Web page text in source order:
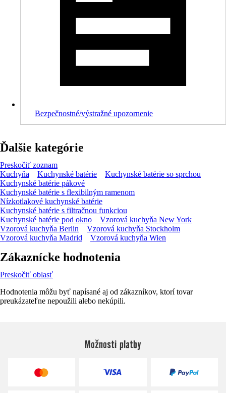
Bezpečnostné/výstražné upozornenie
Ďalšie kategórie
Preskočiť zoznam
Kuchyňa
Kuchynské batérie
Kuchynské batérie so sprchou
Kuchynské batérie pákové
Kuchynské batérie s flexibilným ramenom
Nízkotlakové kuchynské batérie
Kuchynské batérie s filtračnou funkciou
Kuchynské batérie pod okno
Vzorová kuchyňa New York
Vzorová kuchyňa Berlin
Vzorová kuchyňa Stockholm
Vzorová kuchyňa Madrid
Vzorová kuchyňa Wien
Zákaznícke hodnotenia
Preskočiť oblasť
Hodnotenia môžu byť napísané aj od zákazníkov, ktorí tovar
preukázateľne nepoužili alebo nekúpili.
Možnosti platby